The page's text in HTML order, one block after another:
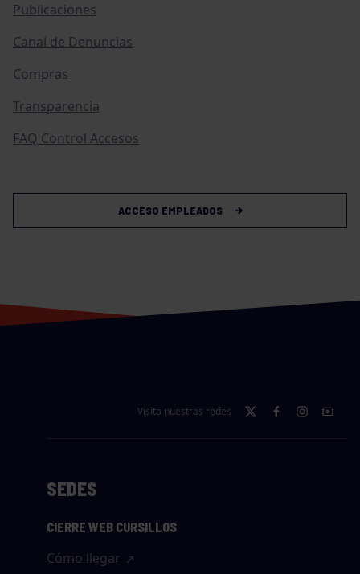
Publicaciones
Canal de Denuncias
Compras
Transparencia
FAQ Control Accesos
ACCESO EMPLEADOS
Visita nuestras redes
SEDES
CIERRE WEB CURSILLOS
Cómo llegar